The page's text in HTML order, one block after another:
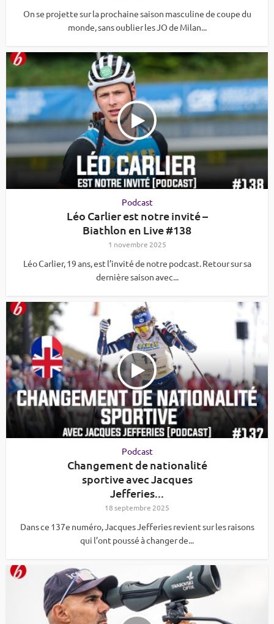
On se projette sur la prochaine saison masculine de coupe du
monde, sans oublier les JO de Milan...
Podcast
Léo Carlier est notre invité –
Biathlon en Live #138
1 novembre 2025
Léo Carlier, 19 ans, est l’invité de notre podcast. Retour sur sa
dernière saison avec...
Podcast
Changement de nationalité
sportive avec Jacques
Jefferies...
18 septembre 2025
Dans ce 137e numéro, Jacques Jefferies revient sur les raisons
qui l’ont poussé à changer de...